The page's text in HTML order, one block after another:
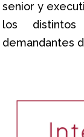
senior y
los distintos
demandantes